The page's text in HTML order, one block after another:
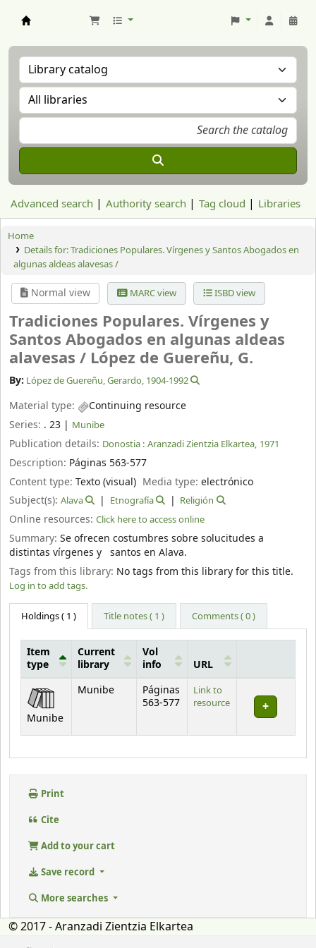
Advanced search Authority search Tag cloud Libraries
Home
Details for:Tradiciones Populares. Vírgenes y Santos Abogados en
algunas aldeas alavesas /
Normal view MARC view ISBD view
Tradiciones Populares. Vírgenes y
Santos Abogados en algunas aldeas
alavesas / López de Guereñu, G.
By: López de Guereñu, Gerardo, 1904-1992
Material type:
Continuing resource
Series: . 23 | Munibe
Publication details: Donostia : Aranzadi Zientzia Elkartea, 1971
Description: Páginas 563-577
Content type: Texto (visual) Media type:electrónico
Subject(s): Alava Etnografía Religión
Online resources: Click here to access online
Summary: Se ofrecen costumbres sobre solucitudes a
distintas vírgenes y santos en Alava.
Tags from this library: No tags from this library for this title.
Log in to add tags.
Holdings( 1 ) Title notes ( 1 ) Comments ( 0 )
Holdings
Item
type
Current
library
Vol
info
URL
Munibe
Munibe
Páginas
563-577
Link to
resource
Print
Cite
Add to your cart
Save record
More searches
© 2017 - Aranzadi Zientzia Elkartea